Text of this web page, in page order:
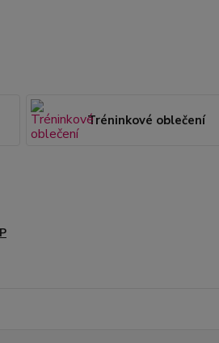
Tréninkové oblečení